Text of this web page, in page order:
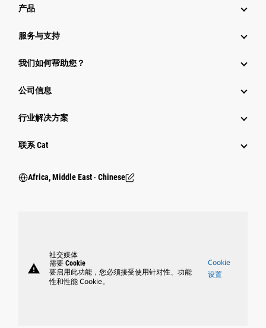
产品
服务与支持
我们如何帮助您？
公司信息
行业解决方案
行业
联系 Cat
Africa, Middle East ‧ Chinese
warning
社交媒体
需要 Cookie
要启用此功能，您必须接受使用针对性、功能
性和性能 Cookie。
Cookie
设置